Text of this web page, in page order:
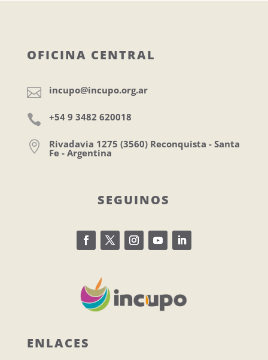
OFICINA CENTRAL
 incupo@incupo.org.ar
 +54 9 3482 620018
 Rivadavia 1275 (3560) Reconquista - Santa
Fe - Argentina
SEGUINOS
ENLACES